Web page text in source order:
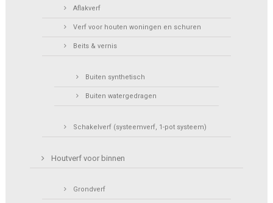
Aflakverf
Verf voor houten woningen en schuren
Beits & vernis
Buiten synthetisch
Buiten watergedragen
Schakelverf (systeemverf, 1-pot systeem)
Houtverf voor binnen
Grondverf